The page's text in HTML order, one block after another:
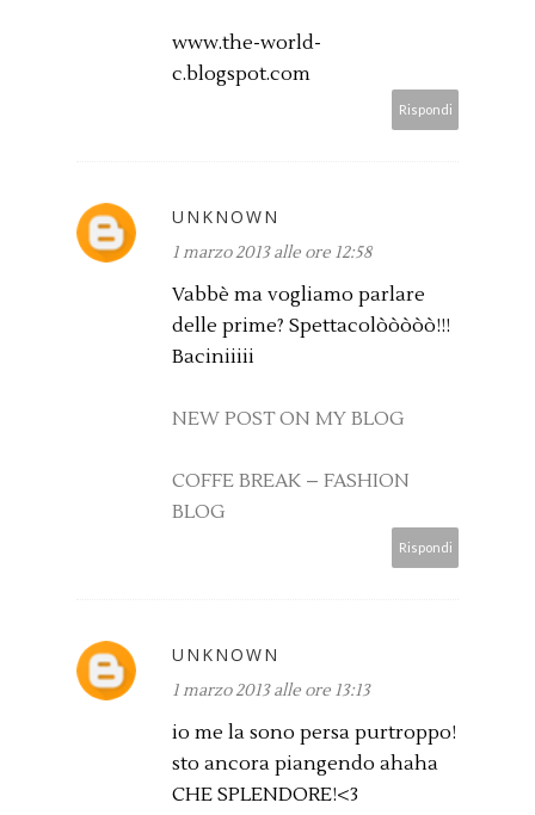
www.the-world-
c.blogspot.com
Rispondi
UNKNOWN
1 marzo 2013 alle ore 12:58
Vabbè ma vogliamo parlare
delle prime? Spettacolòòòòò!!!
Baciniiiii
NEW POST ON MY BLOG
COFFE BREAK – FASHION
BLOG
Rispondi
UNKNOWN
1 marzo 2013 alle ore 13:13
io me la sono persa purtroppo!
sto ancora piangendo ahaha
CHE SPLENDORE!<3